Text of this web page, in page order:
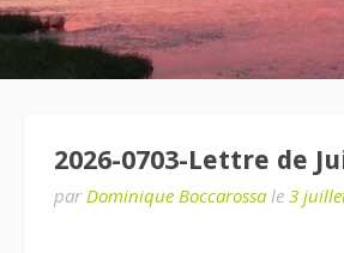
2026-0703-Lettre de
par Dominique Boccarossa le 3